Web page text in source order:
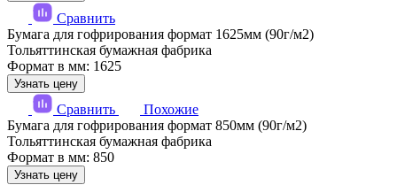
Сравнить
Бумага для гофрирования формат 1625мм (90г/м2)
Тольяттинская бумажная фабрика
Формат в мм: 1625
Узнать цену
Сравнить
Похожие
Бумага для гофрирования формат 850мм (90г/м2)
Тольяттинская бумажная фабрика
Формат в мм: 850
Узнать цену